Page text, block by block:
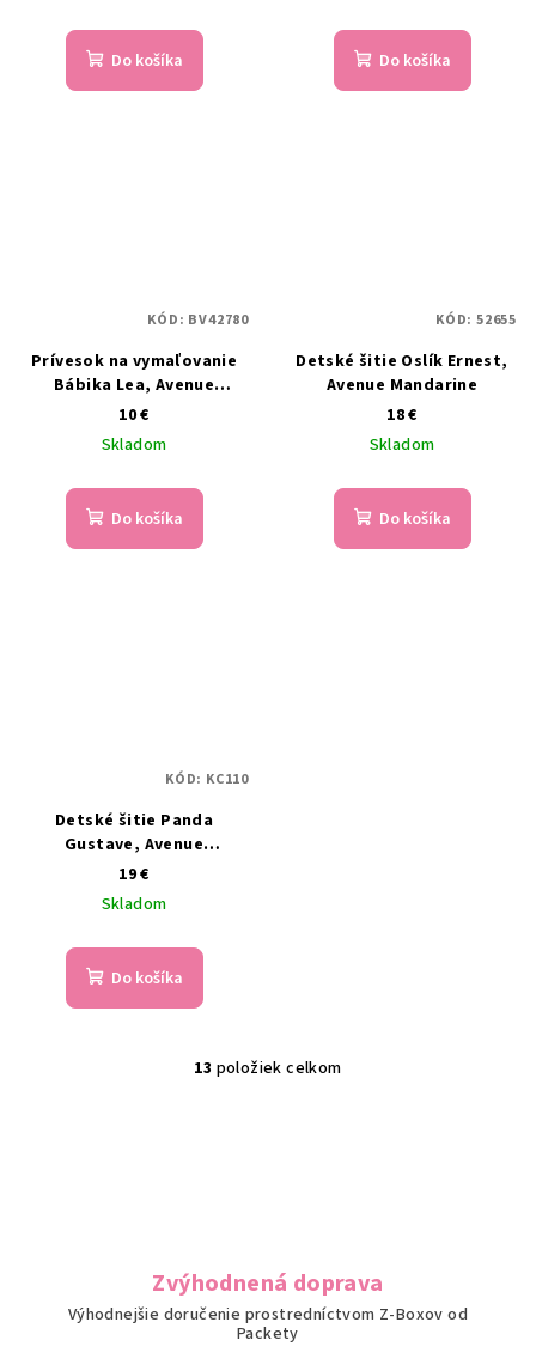
Do košíka Do košíka
Prívesok na vymaľovanie
Bábika Lea, Avenue
Mandarine
10 €
Skladom
Do košíka
KÓD: BV42780
Detské šitie Oslík Ernest,
Avenue Mandarine
18 €
Skladom
Do košíka
KÓD: 52655
Detské šitie Panda
Gustave, Avenue
Mandarine
19 €
Skladom
Do košíka
KÓD: KC110
O
i
e
p
13 položiek celkom
Zvýhodnená doprava
Výhodnejšie doručenie prostredníctvom Z-Boxov od
Packety